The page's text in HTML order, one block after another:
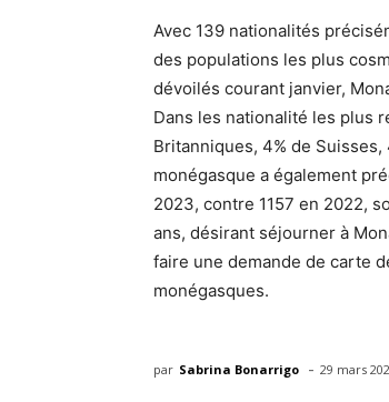
Avec 139 nationalités
des populations les plus
dévoilés courant janvier,
Dans les nationalité les plus
Britanniques, 4% de Suisses,
monégasque a également
2023, contre 1157 en 2022,
ans, désirant séjourner à
faire une demande de carte
monégasques.
par Sabrina Bonarrigo - 29 mars